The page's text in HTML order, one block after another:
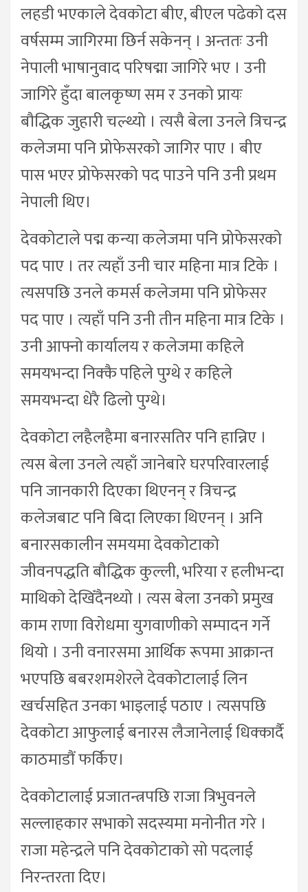
लहडी भएकाले देवकोटा बीए, बीएल पढेको दस
वर्षसम्म जागिरमा छिर्न सकेनन् । अन्ततः उनी
नेपाली भाषानुवाद परिषद्मा जागिरे भए । उनी
जागिरे हुँदा बालकृष्ण सम र उनको प्रायः
बौद्धिक जुहारी चल्थ्यो । त्यसै बेला उनले त्रिचन्द्र
कलेजमा पनि प्रोफेसरको जागिर पाए । बीए
पास भएर प्रोफेसरको पद पाउने पनि उनी प्रथम
नेपाली थिए।
देवकोटाले पद्म कन्या कलेजमा पनि प्रोफेसरको
पद पाए । तर त्यहाँ उनी चार महिना मात्र टिके ।
त्यसपछि उनले कमर्स कलेजमा पनि प्रोफेसर
पद पाए । त्यहाँ पनि उनी तीन महिना मात्र टिके ।
उनी आफ्नो कार्यालय र कलेजमा कहिले
समयभन्दा निक्कै पहिले पुग्थे र कहिले
समयभन्दा धेरै ढिलो पुग्थे।
देवकोटा लहैलहैमा बनारसतिर पनि हान्निए ।
त्यस बेला उनले त्यहाँ जानेबारे घरपरिवारलाई
पनि जानकारी दिएका थिएनन् र त्रिचन्द्र
कलेजबाट पनि बिदा लिएका थिएनन् । अनि
बनारसकालीन समयमा देवकोटाको
जीवनपद्धति बौद्धिक कुल्ली, भरिया र हलीभन्दा
माथिको देखिँदैनथ्यो । त्यस बेला उनको प्रमुख
काम राणा विरोधमा युगवाणीको सम्पादन गर्ने
थियो । उनी वनारसमा आर्थिक रूपमा आक्रान्त
भएपछि बबरशमशेरले देवकोटालाई लिन
खर्चसहित उनका भाइलाई पठाए । त्यसपछि
देवकोटा आफुलाई बनारस लैजानेलाई धिक्कार्दै
काठमाडौं फर्किए।
देवकोटालाई प्रजातन्त्रपछि राजा त्रिभुवनले
सल्लाहकार सभाको सदस्यमा मनोनीत गरे ।
राजा महेन्द्रले पनि देवकोटाको सो पदलाई
निरन्तरता दिए।